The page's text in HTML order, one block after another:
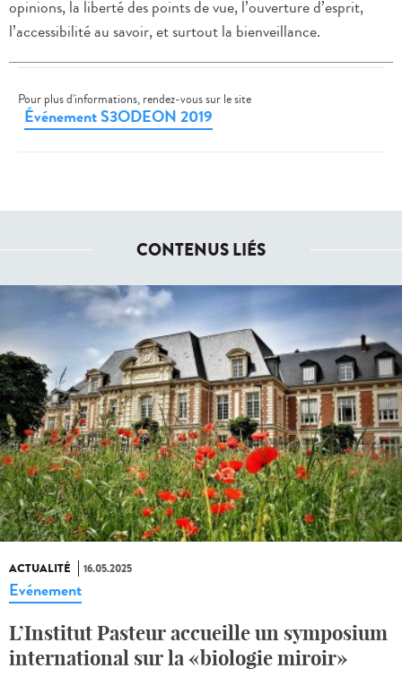
opinions, la liberté des points de vue, l’ouverture d’esprit,
l’accessibilité au savoir, et surtout la bienveillance.
Pour plus d'informations, rendez-vous sur le site
Événement S3ODEON 2019
CONTENUS LIÉS
ACTUALITÉ 16.05.2025
Evénement
L’Institut Pasteur accueille un symposium
international sur la «biologie miroir»